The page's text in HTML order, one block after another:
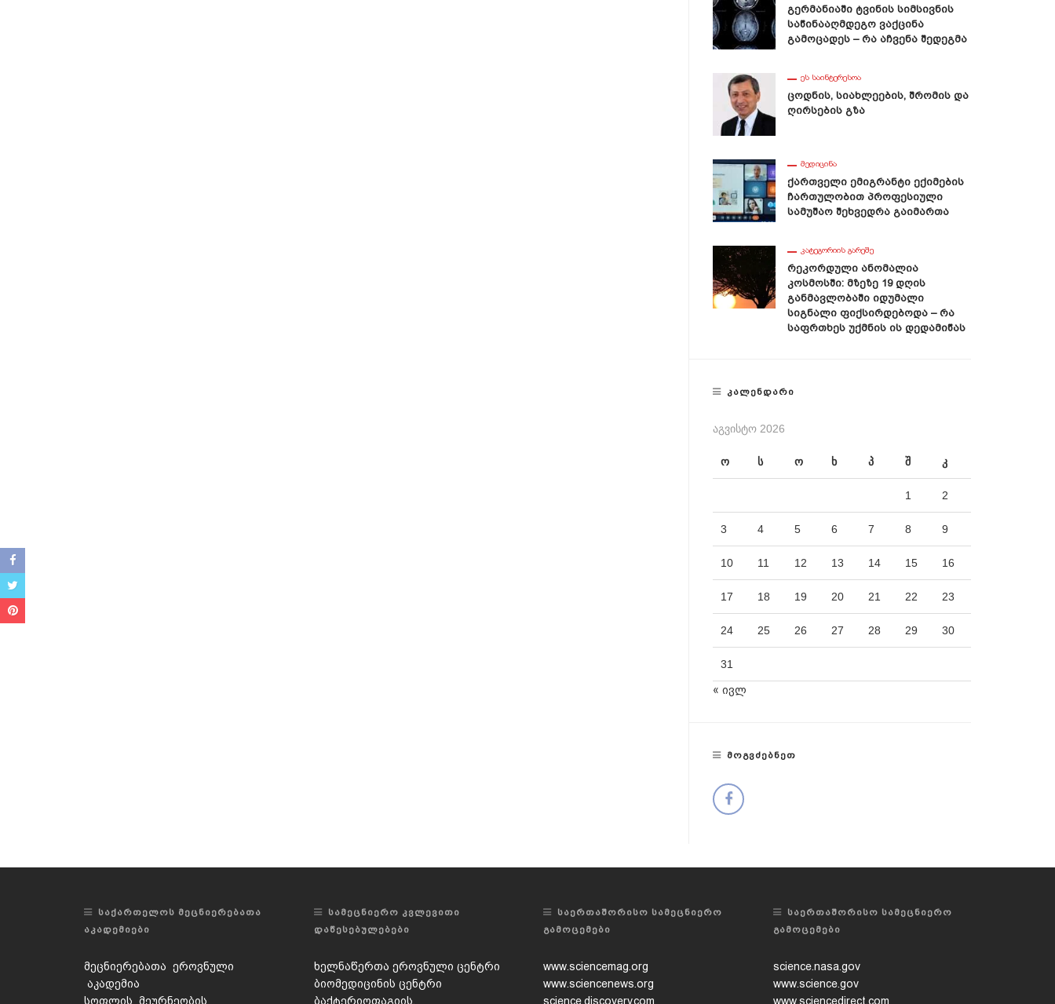
Გერმანიაში Ტვინის Სიმსივნის
Საწინააღმდეგო Ვაქცინა
Გამოცადეს – Რა Აჩვენა Შედეგმა
ᲔᲡ ᲡᲐᲘᲜᲢᲔᲠᲔᲡᲝᲐ
Ცოდნის, Სიახლეების, Შრომის Და
Ღირსების Გზა
ᲛᲔᲓᲘᲪᲘᲜᲐ
Ქართველი Ემიგრანტი Ექიმების
Ჩართულობით Პროფესიული
Სამუშაო Შეხვედრა Გაიმართა
ᲙᲐᲢᲔᲒᲝᲠᲘᲘᲡ ᲒᲐᲠᲔᲨᲔ
Რეკორდული Ანომალია
Კოსმოსში: Მზეზე 19 Დღის
Განმავლობაში Იდუმალი
Სიგნალი Ფიქსირდებოდა – Რა
Საფრთხეს Უქმნის Ის Დედამიწას
ᲙᲐᲚᲔᲜᲓᲐᲠᲘ
ᲐᲒᲕᲘᲡᲢᲝ 2026
ო ს ო ხ პ შ კ
1 2
3 4 5 6 7 8 9
10 11 12 13 14 15 16
17 18 19 20 21 22 23
24 25 26 27 28 29 30
31
« ივლ
ᲛᲝᲒᲕᲫᲔᲑᲜᲔᲗ
ᲡᲐᲥᲐᲠᲗᲔᲚᲝᲡ ᲛᲔᲪᲜᲘᲔᲠᲔᲑᲐᲗᲐ
ᲐᲙᲐᲓᲔᲛᲘᲔᲑᲘ
მეცნიერებათა ეროვნული
აკადემია
სოფლის მეურნეობის
ᲡᲐᲛᲔᲪᲜᲘᲔᲠᲝ ᲙᲕᲚᲔᲕᲘᲗᲘ
ᲓᲐᲬᲔᲡᲔᲑᲣᲚᲔᲑᲔᲑᲘ
ხელნაწერთა ეროვნული ცენტრი
ბიომედიცინის ცენტრი
ბაქტერიოფაგიის,
ᲡᲐᲔᲠᲗᲐᲨᲝᲠᲘᲡᲝ ᲡᲐᲛᲔᲪᲜᲘᲔᲠᲝ
ᲒᲐᲛᲝᲪᲔᲛᲔᲑᲘ
www.sciencemag.org
www.sciencenews.org
science.discovery.com
ᲡᲐᲔᲠᲗᲐᲨᲝᲠᲘᲡᲝ ᲡᲐᲛᲔᲪᲜᲘᲔᲠᲝ
ᲒᲐᲛᲝᲪᲔᲛᲔᲑᲘ
science.nasa.gov
www.science.gov
www.sciencedirect.com